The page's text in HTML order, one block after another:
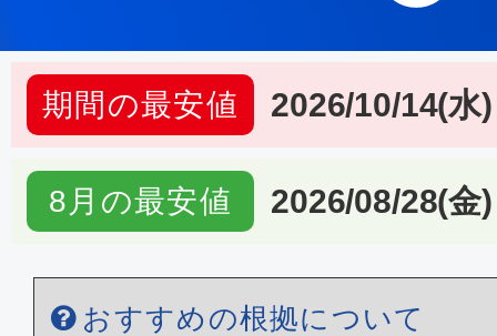
期間の最安値 2026/10/14(水)
8月の最安値 2026/08/28(金)
おすすめの根拠について